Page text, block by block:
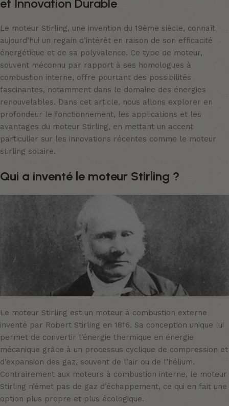
et Innovation Durable
Le moteur Stirling, une invention du 19ème siècle, connaît
aujourd’hui un regain d’intérêt en raison de son efficacité
énergétique et de sa polyvalence. Ce type de moteur,
souvent méconnu par rapport à ses homologues à
combustion interne, offre pourtant des possibilités
fascinantes, notamment dans le domaine des énergies
renouvelables. Dans cet article, nous allons explorer en
profondeur le fonctionnement, les applications et les
avantages du moteur Stirling, en mettant un accent
particulier sur les innovations récentes comme le moteur
stirling solaire.
Qui a inventé le moteur Stirling ?
Le moteur Stirling est un moteur à combustion externe
inventé par Robert Stirling en 1816. Sa conception unique lui
permet de convertir l’énergie thermique en énergie
mécanique grâce à un processus cyclique de compression et
d’expansion des gaz, souvent de l’air ou de l’hélium.
Contrairement aux moteurs à combustion interne, le moteur
Stirling n’émet pas de gaz d’échappement, ce qui en fait une
option plus propre et plus écologique.